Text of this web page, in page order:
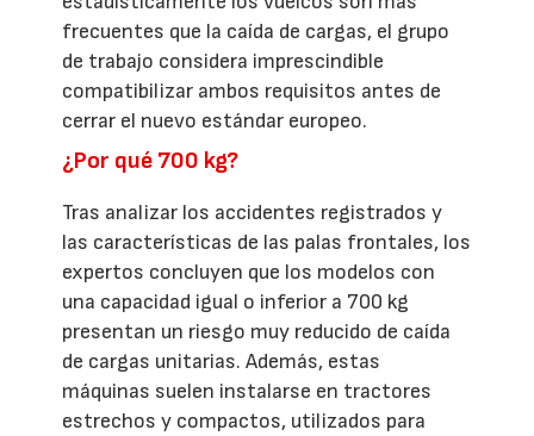
frecuentes que la caída de cargas, el grupo
de trabajo considera imprescindible
compatibilizar ambos requisitos antes de
cerrar el nuevo estándar europeo.
¿Por qué 700 kg?
Tras analizar los accidentes registrados y
las características de las palas frontales, los
expertos concluyen que los modelos con
una capacidad igual o inferior a 700 kg
presentan un riesgo muy reducido de caída
de cargas unitarias. Además, estas
máquinas suelen instalarse en tractores
estrechos y compactos, utilizados para